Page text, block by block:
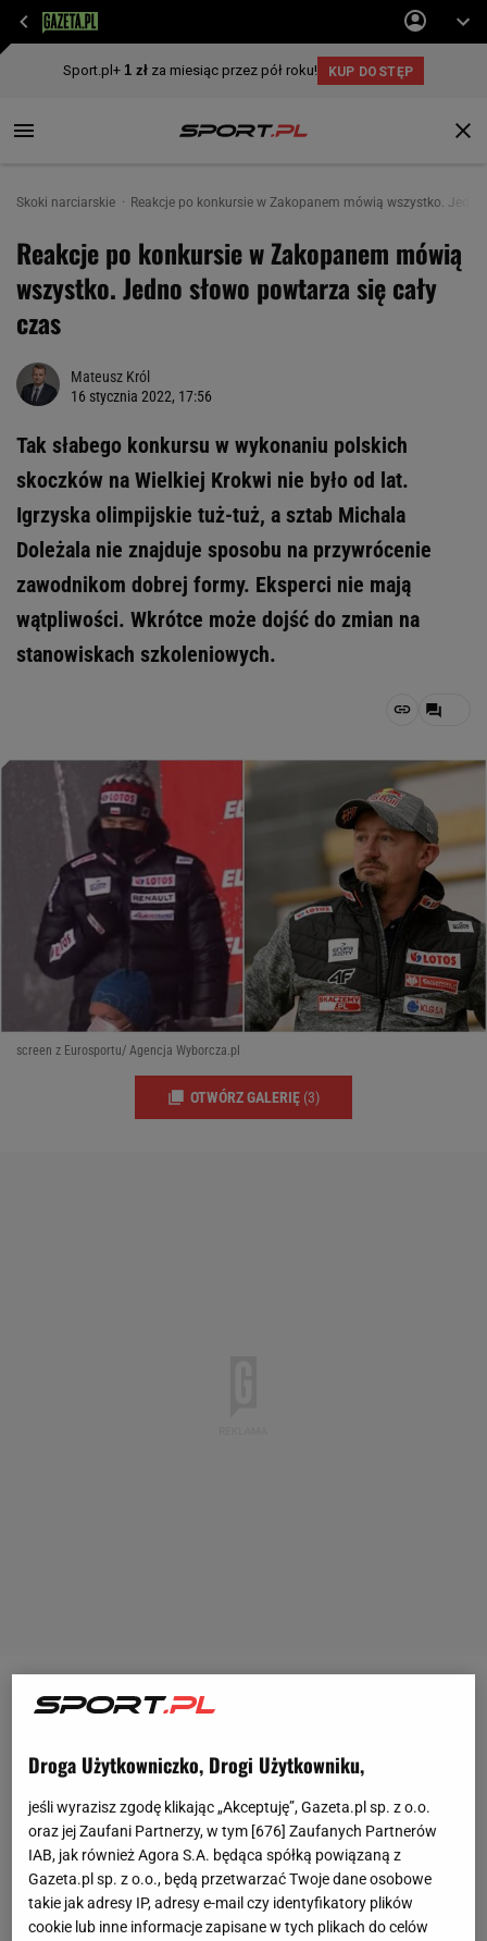
Skoki narciarskie Reakcje po konkursie w Zakopanem mówią wszystko. Jedno
Reakcje po konkursie w Zakopanem mówią
wszystko. Jedno słowo powtarza się cały
czas
Mateusz Król
16 stycznia 2022, 17:56
Tak słabego konkursu w wykonaniu polskich
skoczków na Wielkiej Krokwi nie było od lat.
Igrzyska olimpijskie tuż-tuż, a sztab Michala
Doleżala nie znajduje sposobu na przywrócenie
zawodnikom dobrej formy. Eksperci nie mają
wątpliwości. Wkrótce może dojść do zmian na
stanowiskach szkoleniowych.
screen z Eurosportu/ Agencja Wyborcza.pl
OTWÓRZ GALERIĘ (3)
Wielka Krokiewnie okazała się ani magiczna, ani
wręcz katastrofa, co zafundowali nasi zawodnicy
kilku tysiącom widzów, którzy pojechali do
Zakopanego, aby obejrzeć ich odrodzenie.
Przynajmniej takie nadzieje kibice mieli. Żaden z
podopiecznychMichala Doleżala
nie odegrał
znaczącej roli. Do drugiejseriiawansowało tylko
Droga Użytkowniczko, Drogi Użytkowniku,
jeśli wyrazisz zgodę klikając „Akceptuję”, Gazeta.pl sp. z o.o.
oraz jej Zaufani Partnerzy, w tym [676] Zaufanych Partnerów
IAB, jak również Agora S.A. będąca spółką powiązaną z
Gazeta.pl sp. z o.o., będą przetwarzać Twoje dane osobowe
takie jak adresy IP, adresy e-mail czy identyfikatory plików
cookie lub inne informacje zapisane w tych plikach do celów